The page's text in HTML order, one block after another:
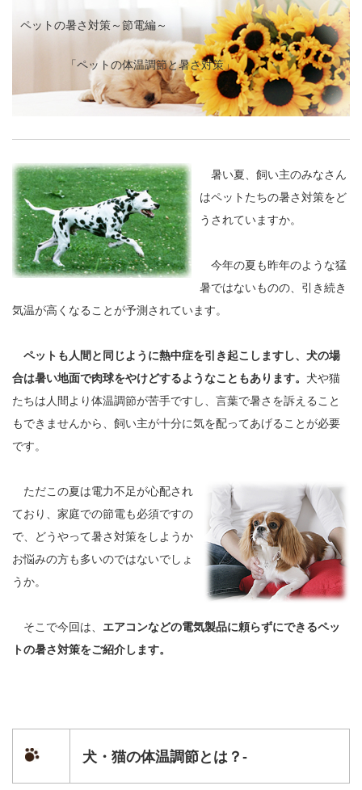
ペットの暑さ対策～節電編～
「ペットの体温調節と暑さ対策」
暑い夏、飼い主のみなさん
はペットたちの暑さ対策をど
うされていますか。
今年の夏も昨年のような猛
暑ではないものの、引き続き
気温が高くなることが予測されています。
ペットも人間と同じように熱中症を引き起こしますし、犬の場
合は暑い地面で肉球をやけどするようなこともあります。 犬や猫
たちは人間より体温調節が苦手ですし、言葉で暑さを訴えること
もできませんから、飼い主が十分に気を配ってあげることが必要
です。
ただこの夏は電力不足が心配され
ており、家庭での節電も必須ですの
で、どうやって暑さ対策をしようか
お悩みの方も多いのではないでしょ
うか。
そこで今回は、 エアコンなどの電気製品に頼らずにできるペッ
トの暑さ対策をご紹介します。
犬・猫の体温調節とは？-